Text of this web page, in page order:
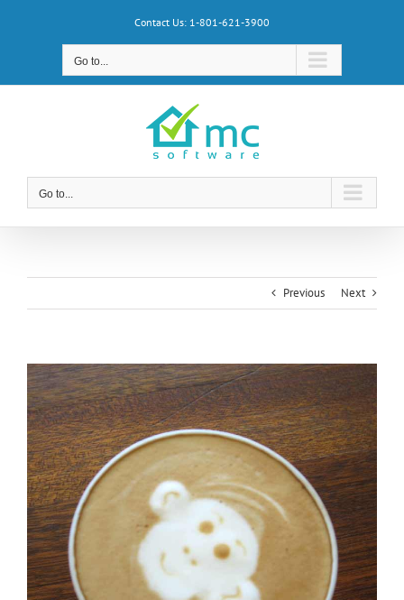
Contact Us: 1-801-621-3900
Go to...
Go to...
Previous Next
View
Larger
Image